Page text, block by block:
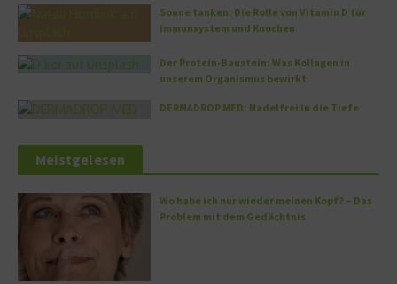
Sonne tanken: Die Rolle von Vitamin D für
Immunsystem und Knochen
Der Protein-Baustein: Was Kollagen in
unserem Organismus bewirkt
DERMADROP MED: Nadelfrei in die Tiefe
Meistgelesen
Wo habe ich nur wieder meinen Kopf? – Das
Problem mit dem Gedächtnis